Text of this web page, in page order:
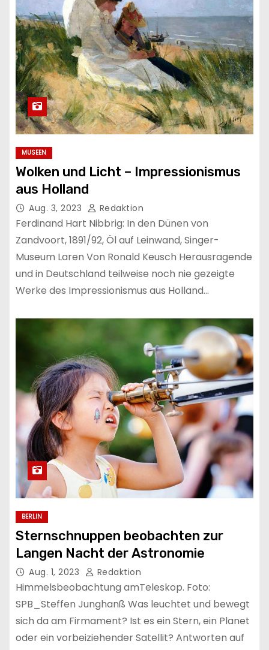
MUSEEN
Wolken und Licht – Impressionismus
aus Holland
Aug. 3, 2023 Redaktion
Ferdinand Hart Nibbrig: In den Dünen von
Zandvoort, 1891/92, Öl auf Leinwand, Singer-
Museum Laren Von Ronald Keusch Herausragende
und in Deutschland teilweise noch nie gezeigte
Werke des Impressionismus aus Holland…
BERLIN
Sternschnuppen beobachten zur
Langen Nacht der Astronomie
Aug. 1, 2023 Redaktion
Himmelsbeobachtung amTeleskop. Foto:
SPB_Steffen Junghanß Was leuchtet und bewegt
sich da am Firmament? Ist es ein Stern, ein Planet
oder ein vorbeiziehender Satellit? Antworten auf